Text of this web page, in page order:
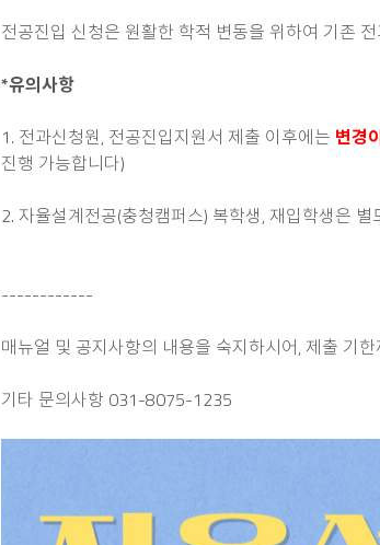
전공진입 신청은 원활한 학적 변동을 위하여 기존
*유의사항
1. 전과신청원, 전공진입지원서 제출 이후에는 변경
진행 가능합니다)
2. 자율설계전공(충청캠퍼스) 복학생, 재입학생은
------------
매뉴얼 및 공지사항의 내용을 숙지하시어, 제출 기
기타 문의사항 031-8075-1235